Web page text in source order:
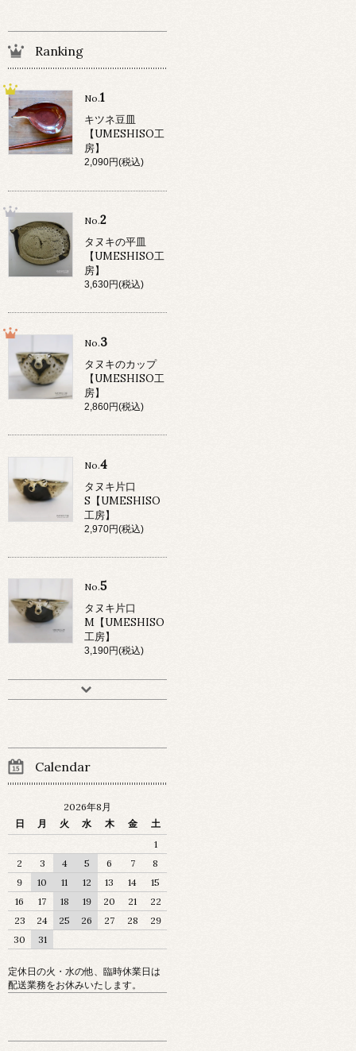
Ranking
No.1
キツネ豆皿
【UMESHISO工
房】
2,090円(税込)
No.2
タヌキの平皿
【UMESHISO工
房】
3,630円(税込)
No.3
タヌキのカップ
【UMESHISO工
房】
2,860円(税込)
No.4
タヌキ片口
S【UMESHISO
工房】
2,970円(税込)
No.5
タヌキ片口
M【UMESHISO
工房】
3,190円(税込)
Calendar
2026年8月
日
月 火 水 木 金
土
1
2
3 4 5 6 7
8
9
10 11 12 13 14
15
16
17 18 19 20 21
22
23
24 25 26 27 28
29
30
31
定休日の火・水の他、臨時休業日は
配送業務をお休みいたします。